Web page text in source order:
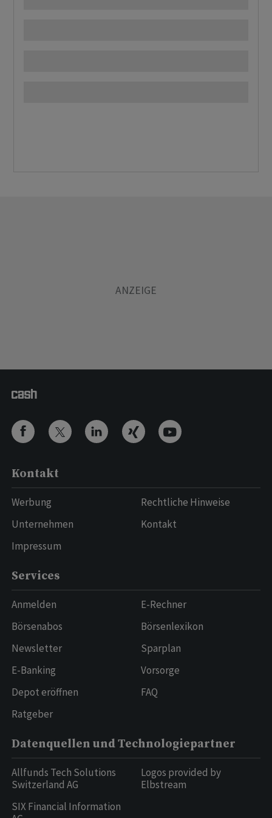
Kontakt
Werbung
Unternehmen
Impressum
Rechtliche Hinweise
Kontakt
Services
Anmelden
Börsenabos
Newsletter
E-Banking
Depot eröffnen
Ratgeber
E-Rechner
Börsenlexikon
Sparplan
Vorsorge
FAQ
Datenquellen und Technologiepartner
Allfunds Tech Solutions
Switzerland AG
SIX Financial Information
Logos provided by
Elbstream